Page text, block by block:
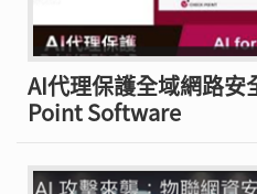
AI代理保護全域網路
Point Software